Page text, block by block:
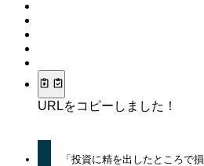
URLをコピーしました！
「投資に精を出したところで損